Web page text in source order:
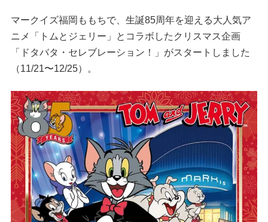
マークイズ福岡ももちで、生誕85周年を迎える大人気ア
ニメ「トムとジェリー」とコラボしたクリスマス企画
「ドタバタ・セレブレーション！」がスタートしました
（11/21〜12/25）。